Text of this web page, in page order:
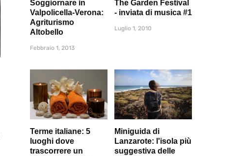
Soggiornare in
Valpolicella-Verona:
Agriturismo
Altobello
Febbraio 1, 2013
The Garden Festival
- inviata di musica #1
Luglio 1, 2010
Terme italiane: 5
luoghi dove
trascorrere un
Miniguida di
Lanzarote: l'isola più
suggestiva delle